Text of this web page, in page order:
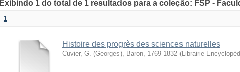
Exibindo 1 do total de 1 resultados para a coleção: FSP -
1
Histoire des progrès des sciences naturelles
Cuvier, G. (Georges), Baron, 1769-1832 (Librairie